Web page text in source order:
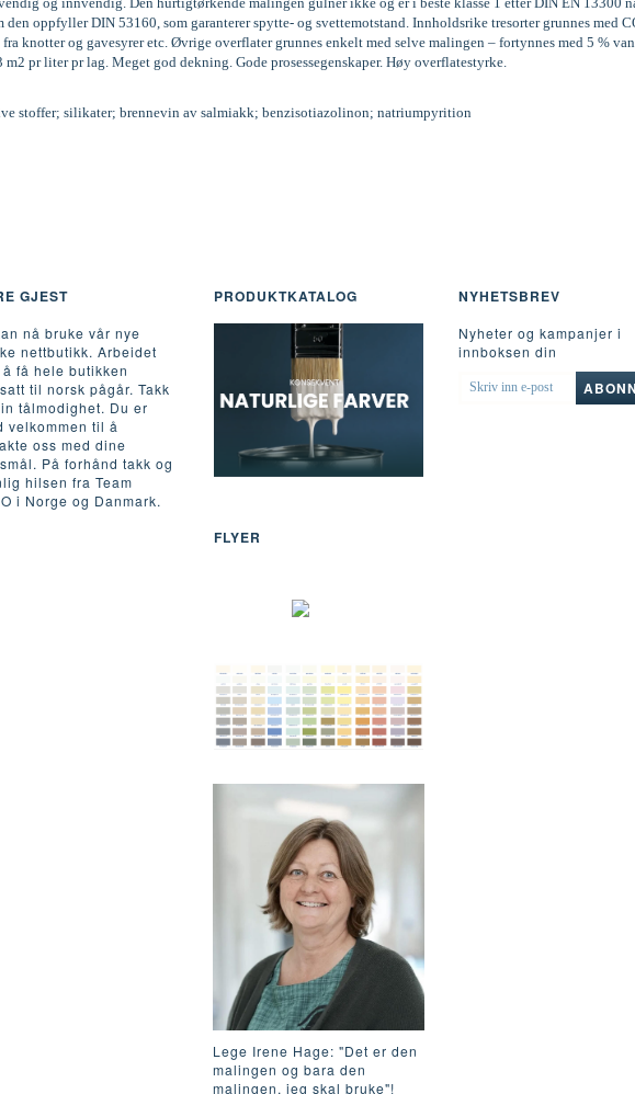
oppfyller DIN 53160, som garanterer spytte- og svettemotstand. Innholdsrike tresorter grunnes med
knotter og gavesyrer etc. Øvrige overflater grunnes enkelt med selve malingen – fortynnes med 5 %
pr liter pr lag. Meget god dekning. Gode prosessegenskaper. Høy overflatestyrke.
stoffer; silikater; brennevin av salmiakk; benzisotiazolinon; natriumpyrition
GJEST
nå bruke vår nye
nettbutikk. Arbeidet
å få hele butikken
til norsk pågår. Takk
tålmodighet. Du er
velkommen til å
oss med dine
På forhånd takk og
hilsen fra Team
i Norge og Danmark.
PRODUKTKATALOG
FLYER
Lege Irene Hage: "Det er den
malingen og bara den
malingen, jeg skal bruke"!
NYHETSBREV
Nyheter og kampanjer i
innboksen din
SKRIV